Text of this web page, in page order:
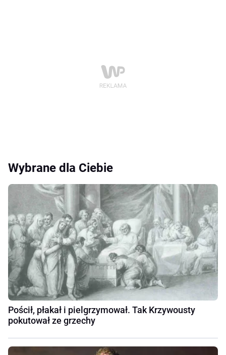
Wybrane dla Ciebie
Pościł, płakał i pielgrzymował. Tak Krzywousty
pokutował ze grzechy